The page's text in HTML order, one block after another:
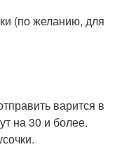
(по желанию, для
варится в
на 30 и более.